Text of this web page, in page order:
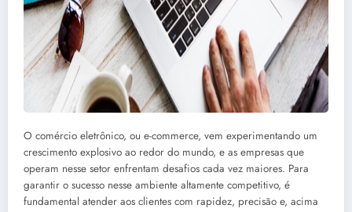
O comércio eletrônico, ou e-commerce, vem experimentando um
crescimento explosivo ao redor do mundo, e as empresas que
operam nesse setor enfrentam desafios cada vez maiores. Para
garantir o sucesso nesse ambiente altamente competitivo, é
fundamental atender aos clientes com rapidez, precisão e, acima